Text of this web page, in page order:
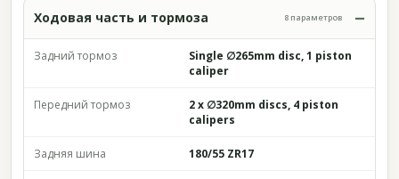
Ходовая часть и тормоза 8 параметров
Задний тормоз
Single ∅265mm disc, 1 piston
caliper
Передний тормоз
2 x ∅320mm discs, 4 piston
calipers
Задняя шина 180/55 ZR17